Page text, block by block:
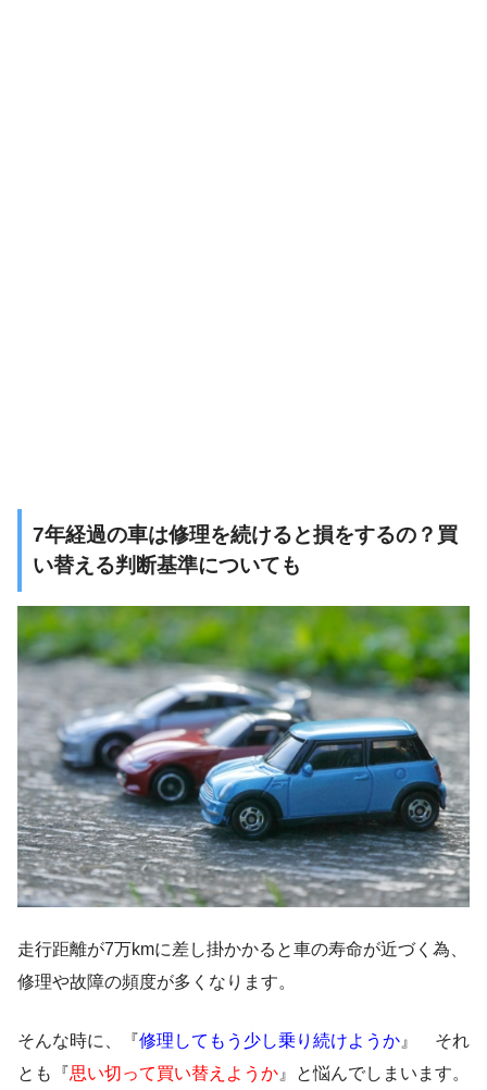
7年経過の車は修理を続けると損をするの？買
い替える判断基準についても
走行距離が7万kmに差し掛かかると車の寿命が近づく為、
修理や故障の頻度が多くなります。
そんな時に、『修理してもう少し乗り続けようか』 それ
とも『思い切って買い替えようか』と悩んでしまいます。